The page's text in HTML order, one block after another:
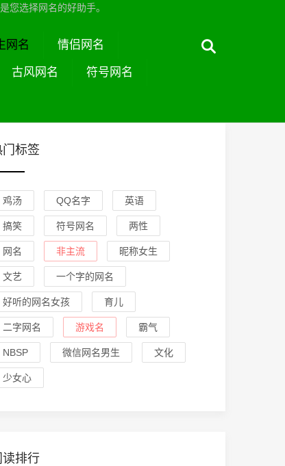
您选择网名的好助手。
网名 情侣网名
古风网名 符号网名
门标签
鸡汤 QQ名字 英语
搞笑 符号网名 两性
网名 非主流 昵称女生
文艺 一个字的网名
好听的网名女孩 育儿
二字网名 游戏名 霸气
NBSP 微信网名男生 文化
少女心
读排行